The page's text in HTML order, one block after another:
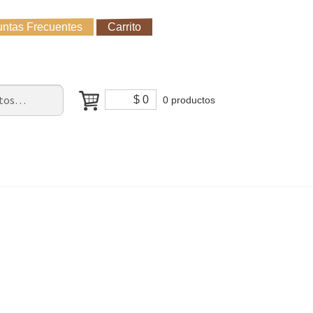
Frecuentes Carrito
Cómo Comprar?
$0 0 productos